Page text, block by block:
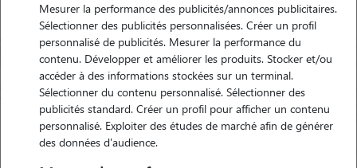
08-
Garde d'animaux Port-Saint-
Louis-du-Rhône (13230)
Avis déposé par Tatiana le 29-
07-2017 06:30
"Personne au top avec iron Tout à été
parfait !!! Je le recommande vivement"
Mesurer la performance des publicités/annonces publicitaires.
Sélectionner des publicités personnalisées. Créer un profil
personnalisé de publicités. Mesurer la performance du
contenu. Développer et améliorer les produits. Stocker et/ou
accéder à des informations stockées sur un terminal.
Sélectionner du contenu personnalisé. Sélectionner des
publicités standard. Créer un profil pour afficher un contenu
personnalisé. Exploiter des études de marché afin de générer
des données d'audience.